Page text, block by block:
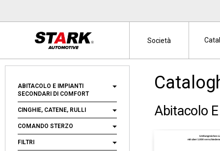
ABITACOLO E IMPIANTI
SECONDARI DI COMFORT
CINGHIE, CATENE, RULLI
COMANDO STERZO
FILTRI
Abitacolo
Umfangreiches
mit uber 1.000
Società